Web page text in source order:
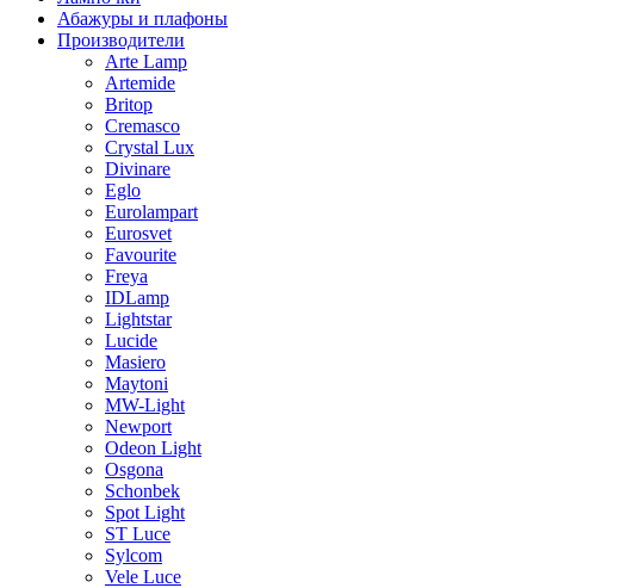
Абажуры и плафоны
Производители
Arte Lamp
Artemide
Britop
Cremasco
Crystal Lux
Divinare
Eglo
Eurolampart
Eurosvet
Favourite
Freya
IDLamp
Lightstar
Lucide
Masiero
Maytoni
MW-Light
Newport
Odeon Light
Osgona
Schonbek
Spot Light
ST Luce
Sylcom
Vele Luce